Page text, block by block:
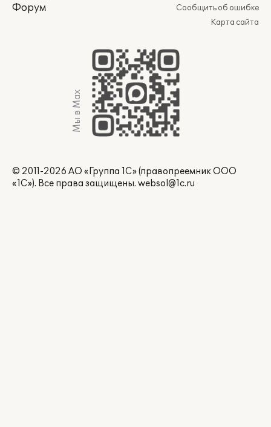
Форум
Сообщить об ошибке
Карта сайта
Мы в Max
© 2011-2026 АО «Группа 1С» (правопреемник ООО
«1С»). Все права защищены. websol@1c.ru